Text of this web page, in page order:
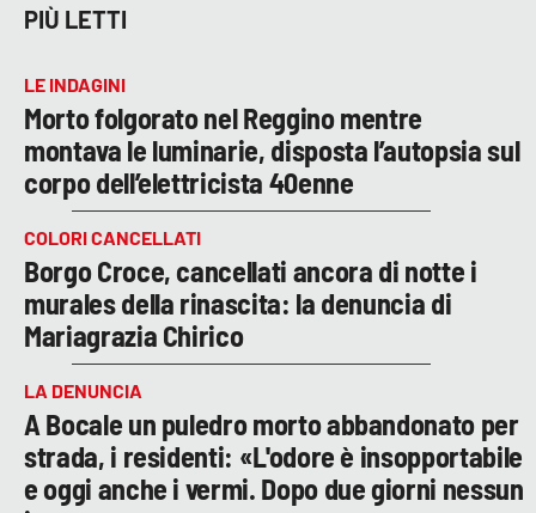
PIÙ LETTI
LE INDAGINI
Morto folgorato nel Reggino mentre
montava le luminarie, disposta l’autopsia sul
corpo dell’elettricista 40enne
COLORI CANCELLATI
Borgo Croce, cancellati ancora di notte i
murales della rinascita: la denuncia di
Mariagrazia Chirico
LA DENUNCIA
A Bocale un puledro morto abbandonato per
strada, i residenti: «L'odore è insopportabile
e oggi anche i vermi. Dopo due giorni nessun